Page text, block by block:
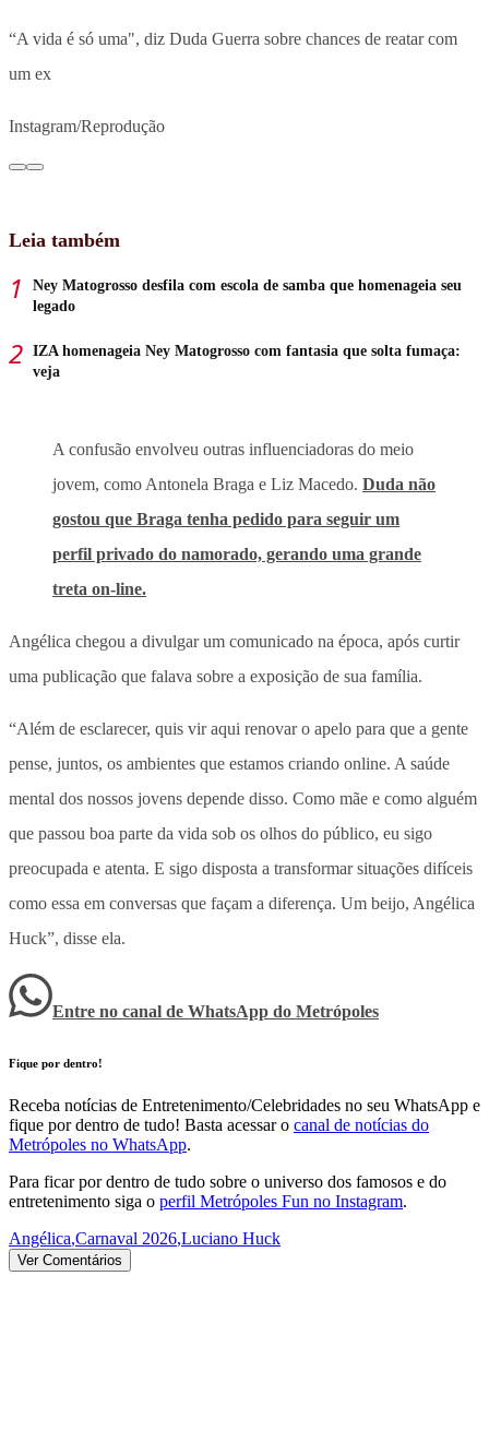
“A vida é só uma", diz Duda Guerra sobre chances de reatar com
um ex
Instagram/Reprodução
Leia também
Ney Matogrosso desfila com escola de samba que homenageia seu
legado
IZA homenageia Ney Matogrosso com fantasia que solta fumaça:
veja
A confusão envolveu outras influenciadoras do meio
jovem, como Antonela Braga e Liz Macedo. Duda não
gostou que Braga tenha pedido para seguir um
perfil privado do namorado, gerando uma grande
treta on-line.
Angélica chegou a divulgar um comunicado na época, após curtir
uma publicação que falava sobre a exposição de sua família.
“Além de esclarecer, quis vir aqui renovar o apelo para que a gente
pense, juntos, os ambientes que estamos criando online. A saúde
mental dos nossos jovens depende disso. Como mãe e como alguém
que passou boa parte da vida sob os olhos do público, eu sigo
preocupada e atenta. E sigo disposta a transformar situações difíceis
como essa em conversas que façam a diferença. Um beijo, Angélica
Huck”, disse ela.
Entre no canal de WhatsApp do Metrópoles
Fique por dentro!
Receba notícias de Entretenimento/Celebridades no seu WhatsApp e
fique por dentro de tudo! Basta acessar o canal de notícias do
Metrópoles no WhatsApp.
Para ficar por dentro de tudo sobre o universo dos famosos e do
entretenimento siga o perfil Metrópoles Fun no Instagram.
Angélica,Carnaval 2026,Luciano Huck
Ver Comentários